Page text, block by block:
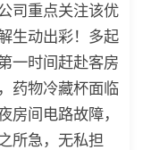
司重点关注该优
生动出彩！多起
一时间赶赴客房
药物冷藏杯面临
房间电路故障，
所急，无私担